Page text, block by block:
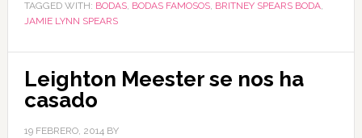
TAGGED WITH: BODAS, BODAS FAMOSOS, BRITNEY SPEARS BODA,
JAMIE LYNN SPEARS
Leighton Meester se nos ha
casado
19 FEBRERO, 2014 BY